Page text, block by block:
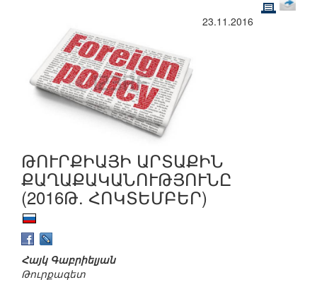
23.11.2016
ԹՈՒՐՔԻԱՅԻ ԱՐՏԱՔԻՆ
ՔԱՂԱՔԱԿԱՆՈՒԹՅՈՒՆԸ
(2016Թ. ՀՈԿՏԵՄԲԵՐ)
Հայկ Գաբրիելյան
Թուրքագետ